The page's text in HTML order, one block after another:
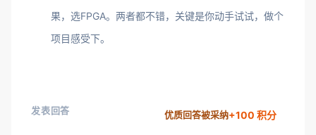
果，选FPGA。两者都不错，关键是你动手试试，做个
项目感受下。
发表回答 优质回答被采纳+100 积分